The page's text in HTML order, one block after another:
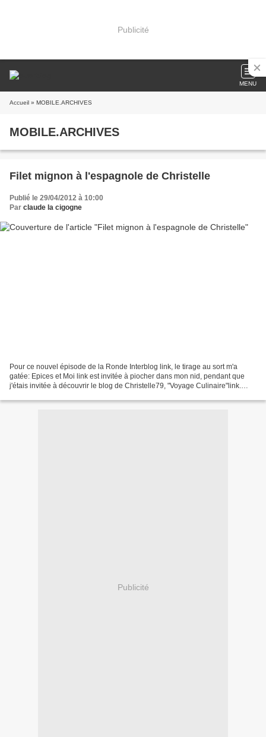
Publicité
MENU
Accueil » MOBILE.ARCHIVES
MOBILE.ARCHIVES
Filet mignon à l'espagnole de Christelle
Publié le 29/04/2012 à 10:00
Par claude la cigogne
Pour ce nouvel épisode de la Ronde Interblog link, le tirage au sort m'a
gatée: Epices et Moi link est invitée à piocher dans mon nid, pendant que
j'étais invitée à découvrir le blog de Christelle79, "Voyage Culinaire"link.
Publicité